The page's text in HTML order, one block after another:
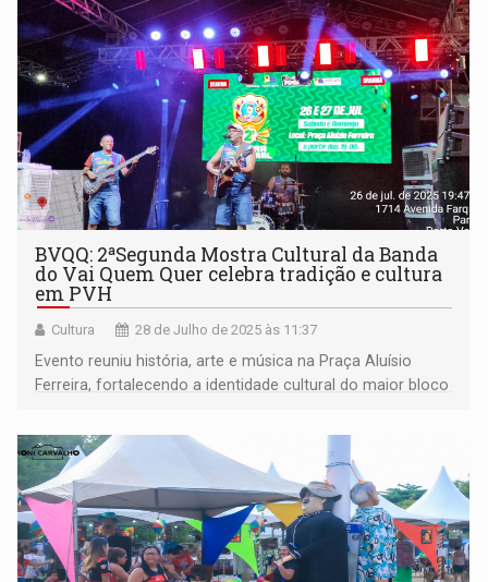
BVQQ: 2ªSegunda Mostra Cultural da Banda
do Vai Quem Quer celebra tradição e cultura
em PVH
Cultura 28 de Julho de 2025 às 11:37
Evento reuniu história, arte e música na Praça Aluísio
Ferreira, fortalecendo a identidade cultural do maior bloco